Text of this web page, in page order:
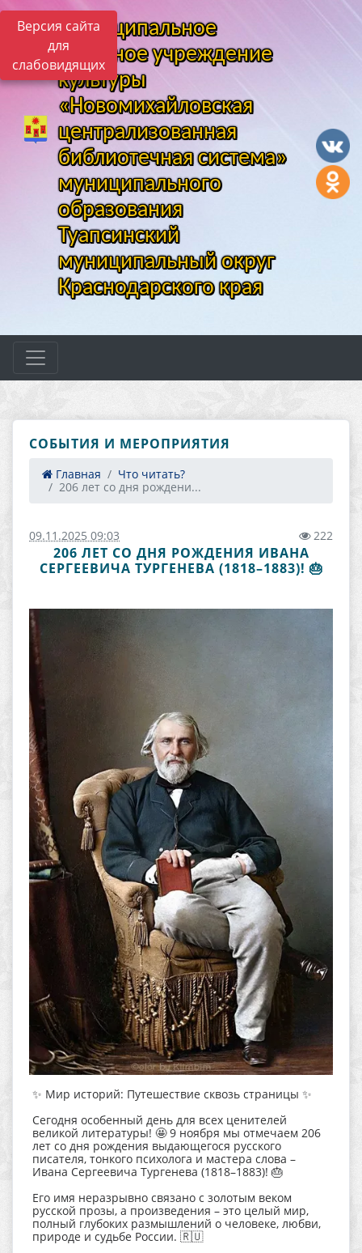
Версия сайта
для
слабовидящих
Муниципальное
казенное учреждение
культуры
«Новомихайловская
централизованная
библиотечная система»
муниципального
образования
Туапсинский
муниципальный округ
Краснодарского края
СОБЫТИЯ И МЕРОПРИЯТИЯ
Главная
Что читать?
206 лет со дня рождени...
09.11.2025 09:03 222
206 ЛЕТ СО ДНЯ РОЖДЕНИЯ ИВАНА
СЕРГЕЕВИЧА ТУРГЕНЕВА (1818–1883)! 🎂
✨ Мир историй: Путешествие сквозь страницы ✨
Сегодня особенный день для всех ценителей
великой литературы! 🤩 9 ноября мы отмечаем 206
лет со дня рождения выдающегося русского
писателя, тонкого психолога и мастера слова –
Ивана Сергеевича Тургенева (1818–1883)! 🎂
Его имя неразрывно связано с золотым веком
русской прозы, а произведения – это целый мир,
полный глубоких размышлений о человеке, любви,
природе и судьбе России. 🇷🇺